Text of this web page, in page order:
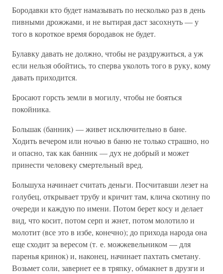
Бородавки кто будет намазывать по несколько раз в день
пивными дрожжами, и не вытирая даст засохнуть — у
того в короткое время бородавок не будет.
Булавку давать не должно, чтобы не раздружиться, а уж
если нельзя обойтись, то сперва уколоть того в руку, кому
давать приходится.
Бросают горсть земли в могилу, чтобы не бояться
покойника.
Большак (банник) — живет исключительно в бане.
Ходить вечером или ночью в баню не только страшно, но
и опасно, так как банник — дух не добрый и может
принести человеку смертельный вред.
Большуха начинает считать деньги. Посчитавши лезет на
голубец, открывает трубу и кричит там, клича скотину по
очереди и каждую по имени. Потом берет косу и делает
вид, что косит, потом серп и жнет, потом молотило и
молотит (все это в избе, конечно); до прихода народа она
еще сходит за вересом (т. е. можжевельником — для
паренья кринок) и, наконец, начинает пахтать сметану.
Возьмет соли, завернет ее в тряпку, обмакнет в друзги и